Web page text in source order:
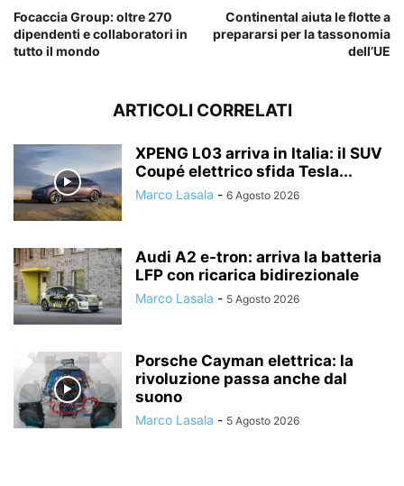
Focaccia Group: oltre 270
dipendenti e collaboratori in
tutto il mondo
Continental aiuta le flotte a
prepararsi per la tassonomia
dell’UE
ARTICOLI CORRELATI
XPENG L03 arriva in Italia: il SUV
Coupé elettrico sfida Tesla...
Marco Lasala - 6 Agosto 2026
Audi A2 e-tron: arriva la batteria
LFP con ricarica bidirezionale
Marco Lasala - 5 Agosto 2026
Porsche Cayman elettrica: la
rivoluzione passa anche dal
suono
Marco Lasala - 5 Agosto 2026